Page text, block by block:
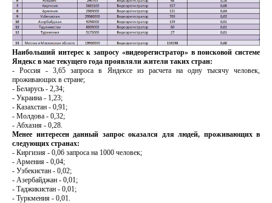
Наибольший интерес к запросу «видеорегистратор» в поисковой системе
Яндекс в мае текущего года проявляли жители таких стран:
- Россия - 3,65 запроса в Яндексе из расчета на одну тысячу человек,
проживающих в стране;
- Беларусь - 2,34;
- Украина - 1,23;
- Казахстан - 0,91;
- Молдова - 0,32;
- Абхазия - 0,28.
Менее интересен данный запрос оказался для людей, проживающих в
следующих странах:
- Киргизия - 0,06 запроса на 1000 человек;
- Армения - 0,04;
- Узбекистан - 0,02;
- Азербайджан - 0,01;
- Таджикистан - 0,01;
- Туркмения - 0,01.